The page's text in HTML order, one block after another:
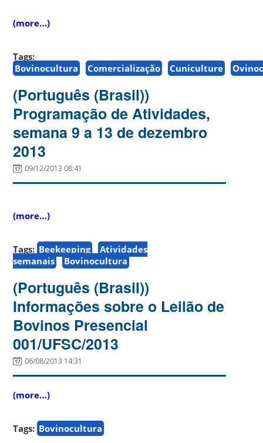
(more…)
Tags:
Bovinocultura
Comercialização Cuniculture
(Português (Brasil))
Programação de Atividades,
semana 9 a 13 de dezembro
2013
09/12/2013 08:41
(more…)
Tags: Beekeeping
Atividades
semanais
Bovinocultura
(Português (Brasil))
Informações sobre o Leilão de
Bovinos Presencial
001/UFSC/2013
06/08/2013 14:31
(more…)
Tags: Bovinocultura